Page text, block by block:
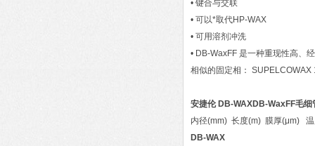
• 键合与交联
• 可以*取代HP-WAX
• 可用溶剂冲洗
• DB-WaxFF 是一种重现性高、
相似的固定相：
安捷伦 DB-WAXDB-WaxFF毛细
内径(mm) 长度(m) 膜厚(μm)
DB-WAX